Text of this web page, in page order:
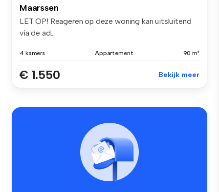
Maarssen
LET OP! Reageren op deze woning kan uitsluitend
via de ad...
4 kamers Appartement 90 m²
€ 1.550 Bekijk meer